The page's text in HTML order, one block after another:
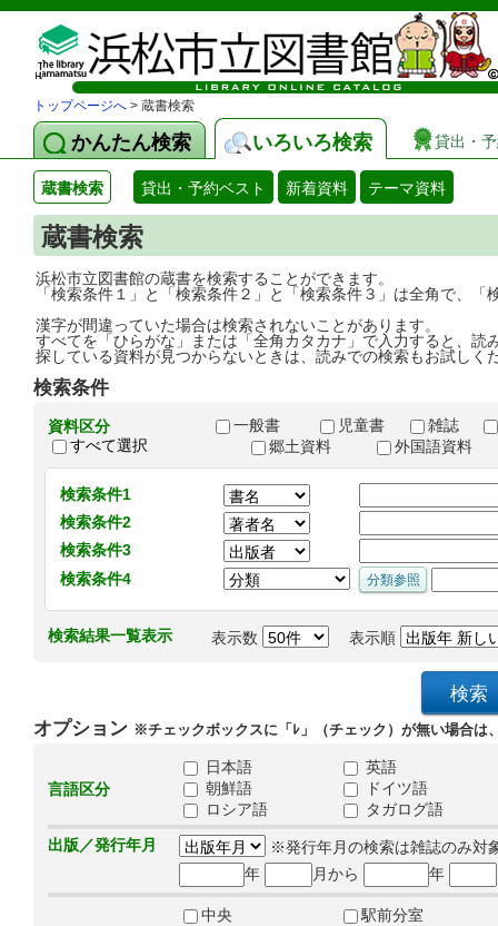
トップページへ > 蔵書検索
かんたん検索 いろいろ検索 貸出・
蔵書検索 貸出・予約ベスト 新着資料 テーマ資料
蔵書検索
浜松市立図書館の蔵書を検索することができます。
「検索条件１」と「検索条件２」と「検索条件３」は全角で、
漢字が間違っていた場合は検索されないことがあります。
すべてを「ひらがな」または「全角カタカナ」で入力すると、読
探している資料が見つからないときは、読みでの検索もお試しく
検索条件
資料区分
すべて選択
一般書 児童書
雑誌
郷土資料
外国語資料
検索条件1
検索条件2
検索条件3
検索条件4
検索結果一覧表示 表示数 表示順
オプション ※チェックボックスに「ﾚ」（チェック）が無い場合は
言語区分
日本語
英語
朝鮮語
ドイツ語
ロシア語
タガログ語
出版／発行年月
※発行年月の検索は雑誌のみ対
年
月から 年
中央
駅前分室